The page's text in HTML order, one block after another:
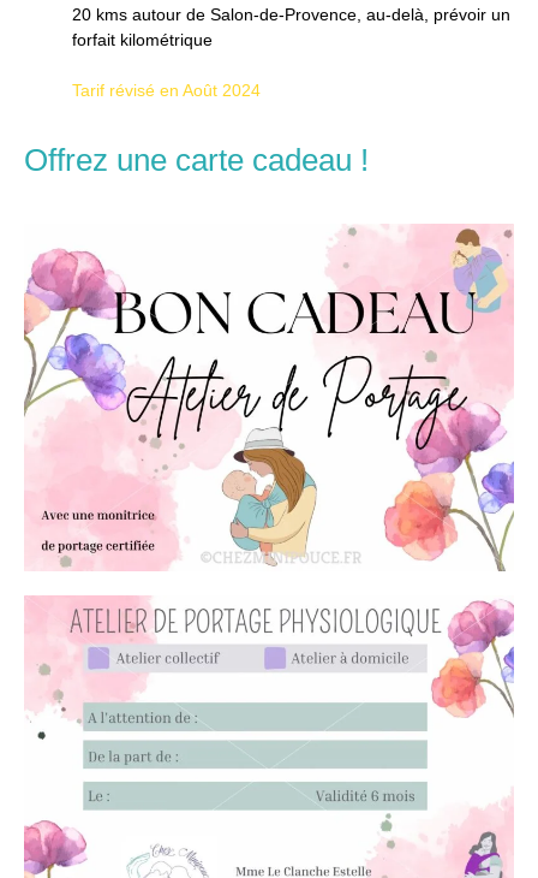
20 kms autour de Salon-de-Provence, au-delà, prévoir un
forfait kilométrique
Tarif révisé en Août 2024
Offrez une carte cadeau !